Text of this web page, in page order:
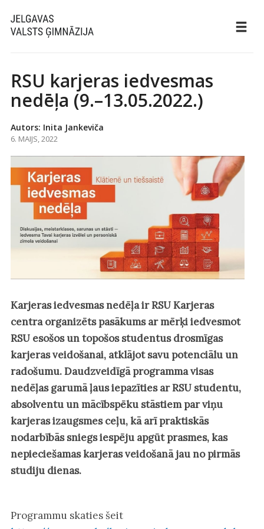
RSU karjeras iedvesmas
nedēļa (9.–13.05.2022.)
Autors: Inita Jankeviča
6. MAIJS, 2022
Karjeras iedvesmas nedēļa ir RSU Karjeras
centra organizēts pasākums ar mērķi iedvesmot
RSU esošos un topošos studentus drosmīgas
karjeras veidošanai, atklājot savu potenciālu un
radošumu. Daudzveidīgā programma visas
nedēļas garumā ļaus iepazīties ar RSU studentu,
absolventu un mācībspēku stāstiem par viņu
karjeras izaugsmes ceļu, kā arī praktiskās
nodarbībās sniegs iespēju apgūt prasmes, kas
nepieciešamas karjeras veidošanā jau no pirmās
studiju dienas.
Programmu skaties šeit